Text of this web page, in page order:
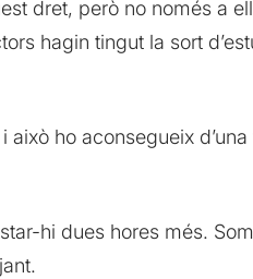
dret, però no només a
hagin tingut la sort
ho aconsegueix
hi dues hores més.